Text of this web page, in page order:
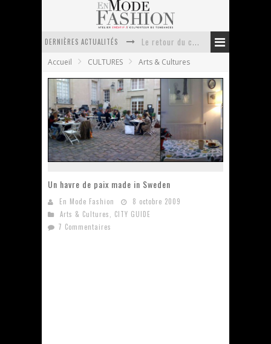
DERNIÈRES ACTUALITÉS
Pourquoi le costume sur mesure à Paris est un incontournable de l’élégance contemporaine ?
Anti chute cheveux homme : quelles solutions pour renforcer sa chevelure ?
Accueil CULTURES Arts & Cultures
Un havre de paix made in Sweden
En Mode Fashion
8 octobre 2009
Arts & Cultures
CITY GUIDE
7 Commentaires